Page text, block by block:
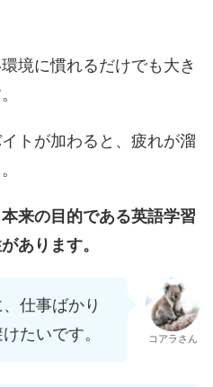
境に慣れるだけでも大き
トが加わると、疲れが溜
来の目的である英語学習
あります。
仕事ばかり
たいです。
コアラさん